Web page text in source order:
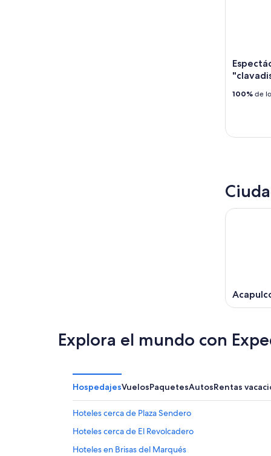
100% de
Explora el mundo con
HospedajesVuelosPaquetesAutosRentas
Hoteles cerca de Plaza Sendero
Hoteles cerca de El Revolcadero
Hoteles en Brisas del Marqués